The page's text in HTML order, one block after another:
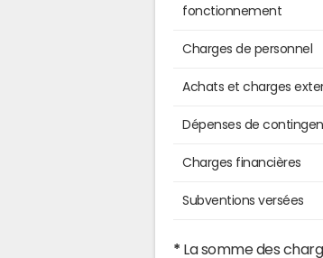
fonctionnement
Charges de personnel
Achats et charges
Dépenses de
Charges financières
Subventions versées
* La somme des